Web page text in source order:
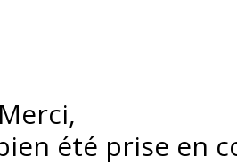
Merci,
été prise en